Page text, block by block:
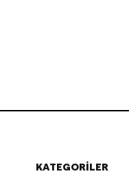
KATEGORİLER